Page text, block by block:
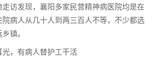
访发现，襄阳多家民营精神病医院均是在
病人从几十人到两三百人不等，不少都选
镇。
，有病人替护工干活